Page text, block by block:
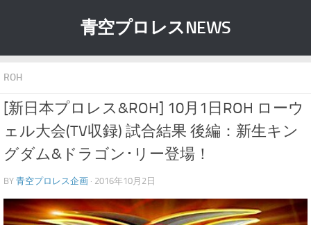
青空プロレスNEWS
ROH
[新日本プロレス&ROH] 10月1日ROH ローウ
ェル大会(TV収録) 試合結果 後編：新生キン
グダム&ドラゴン･リー登場！
BY 青空プロレス企画 · 2016年10月2日